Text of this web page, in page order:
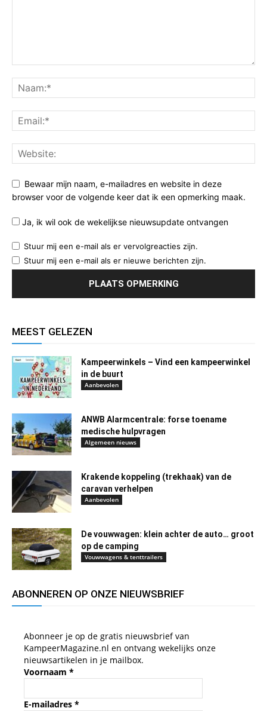
Bewaar mijn naam, e-mailadres en website in deze
browser voor de volgende keer dat ik een opmerking maak.
Ja, ik wil ook de wekelijkse nieuwsupdate ontvangen
Stuur mij een e-mail als er vervolgreacties zijn.
Stuur mij een e-mail als er nieuwe berichten zijn.
MEEST GELEZEN
Kampeerwinkels – Vind een kampeerwinkel
in de buurt
Aanbevolen
ANWB Alarmcentrale: forse toename
medische hulpvragen
Algemeen nieuws
Krakende koppeling (trekhaak) van de
caravan verhelpen
Aanbevolen
De vouwwagen: klein achter de auto… groot
op de camping
Vouwwagens & tenttrailers
ABONNEREN OP ONZE NIEUWSBRIEF
Abonneer je op de gratis nieuwsbrief van
KampeerMagazine.nl en ontvang wekelijks onze
nieuwsartikelen in je mailbox.
Voornaam *
E-mailadres *